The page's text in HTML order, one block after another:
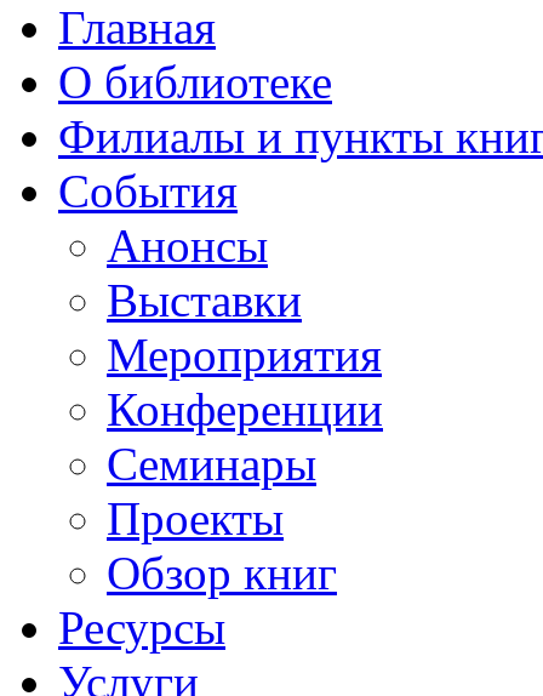
Главная
О библиотеке
Филиалы и пункты
События
Анонсы
Выставки
Мероприятия
Конференции
Семинары
Проекты
Обзор книг
Ресурсы
Услуги